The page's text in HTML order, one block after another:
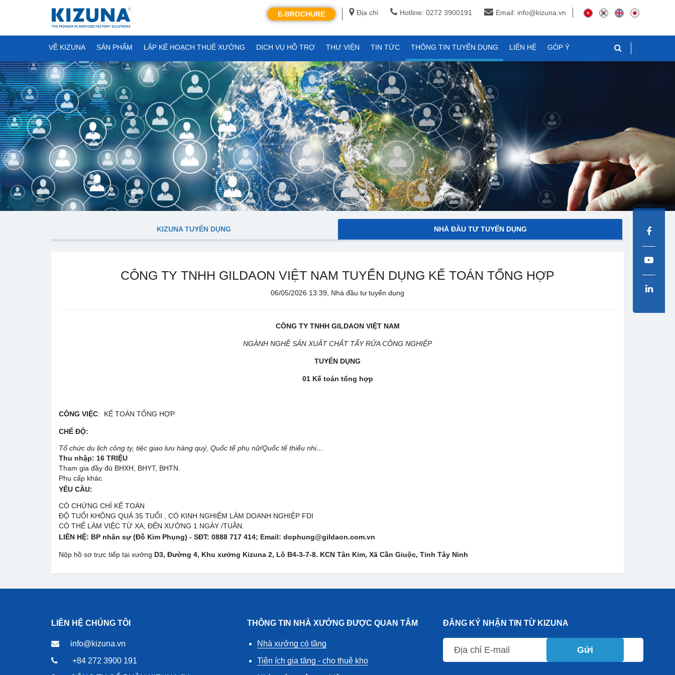
Địa chỉ Hotline: 0272 3900191 Email: info@kizuna.vn
E-BROCHURE
VỀ KIZUNA SẢN PHẨM LẬP KẾ HOẠCH THUÊ XƯỞNG DỊCH VỤ HỖ TRỢ THƯ VIỆN TIN TỨC THÔNG TIN TUYỂN DỤNG LIÊN HỆ GÓP Ý
KIZUNA TUYỂN DỤNG NHÀ ĐẦU TƯ TUYỂN DỤNG
CÔNG TY TNHH GILDAON VIỆT NAM TUYỂN DỤNG KẾ TOÁN TỔNG HỢP
06/05/2026 13:39, Nhà đầu tư tuyển dụng
CÔNG TY TNHH GILDAON VIỆT NAM
NGÀNH NGHỀ SẢN XUẤT CHẤT TẨY RỬA CÔNG NGHIỆP
TUYỂN DỤNG
01 Kế toán tổng hợp
CÔNG VIỆC: KẾ TOÁN TỔNG HỢP
CHẾ ĐỘ:
Tổ chức du lịch công ty, tiệc giao lưu hàng quý, Quốc tế phụ nữ/Quốc tế thiếu nhi…
Thu nhập: 16 TRIỆU
Tham gia đầy đủ BHXH, BHYT, BHTN.
Phụ cấp khác
YÊU CẦU:
CÓ CHỨNG CHỈ KẾ TOÁN
ĐỘ TUỔI KHÔNG QUÁ 35 TUỔI , CÓ KINH NGHIỆM LÀM DOANH NGHIỆP FDI
CÓ THỂ LÀM VIỆC TỪ XA, ĐẾN XƯỞNG 1 NGÀY /TUẦN.
LIÊN HỆ: BP nhân sự (Đỗ Kim Phụng) - SĐT: 0888 717 414; Email: dophung@gildaon.com.vn
Nộp hồ sơ trực tiếp tại xưởng D3, Đường 4, Khu xưởng Kizuna 2, Lô B4-3-7-8. KCN Tân Kim, Xã Cần Giuộc, Tỉnh Tây Ninh
LIÊN HỆ CHÚNG TÔI
info@kizuna.vn
+84 272 3900 191
THÔNG TIN NHÀ XƯỞNG ĐƯỢC QUAN TÂM
Nhà xưởng có tầng
Tiện ích gia tăng - cho thuê kho
ĐĂNG KÝ NHẬN TIN TỪ KIZUNA
Gửi